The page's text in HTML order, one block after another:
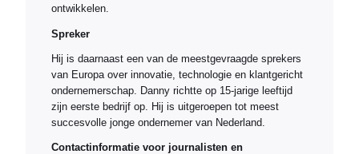
ontwikkelen.
Spreker
Hij is daarnaast een van de meestgevraagde sprekers
van Europa over innovatie, technologie en klantgericht
ondernemerschap. Danny richtte op 15-jarige leeftijd
zijn eerste bedrijf op. Hij is uitgeroepen tot meest
succesvolle jonge ondernemer van Nederland.
Contactinformatie voor journalisten en